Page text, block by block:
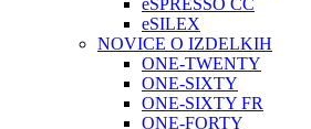
eSPRESSO CC
eSILEX
NOVICE O IZDELKIH
ONE-TWENTY
ONE-SIXTY
ONE-SIXTY FR
ONE-FORTY